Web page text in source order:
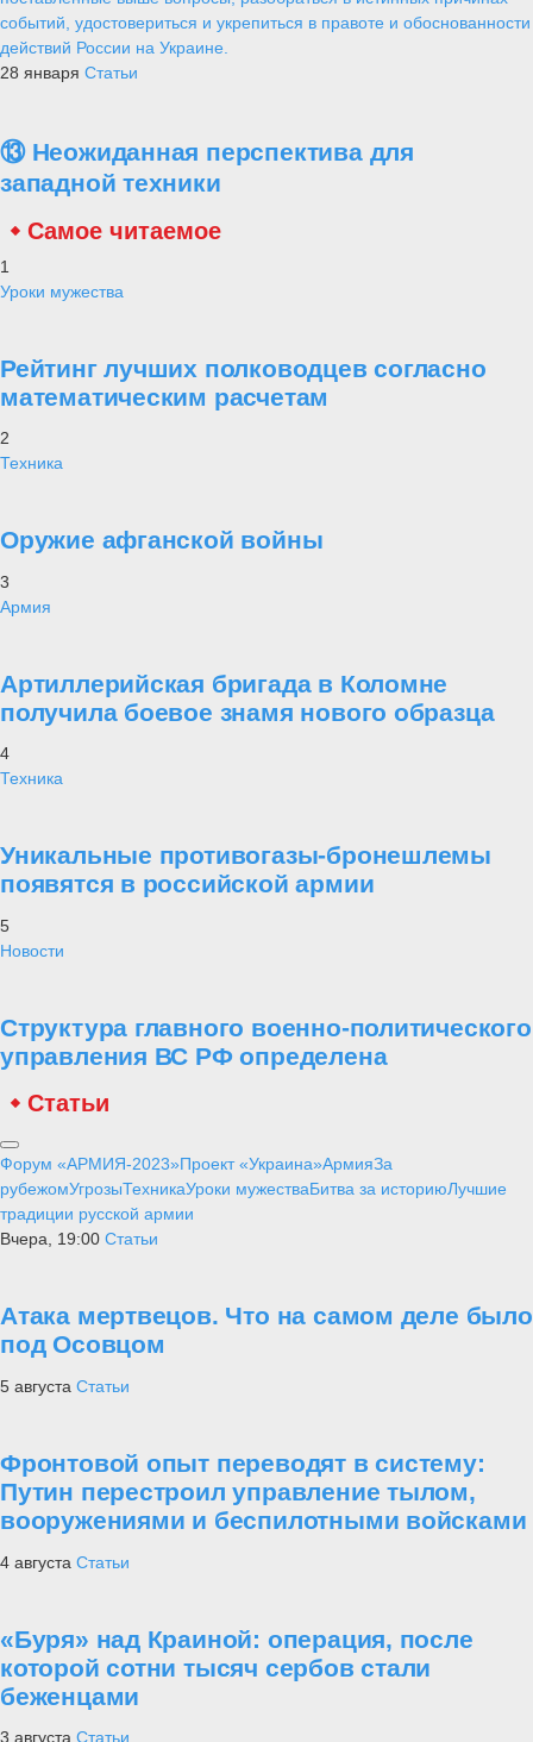
событий, удостовериться и укрепиться в правоте и обоснованности
действий России на Украине.
28 января Статьи
⑬ Неожиданная перспектива для
западной техники
Самое читаемое
1
Уроки мужества
Рейтинг лучших полководцев согласно
математическим расчетам
2
Техника
Оружие афганской войны
3
Армия
Артиллерийская бригада в Коломне
получила боевое знамя нового образца
4
Техника
Уникальные противогазы-бронешлемы
появятся в российской армии
5
Новости
Структура главного военно-политического
управления ВС РФ определена
Статьи
Форум «АРМИЯ-2023»Проект «Украина»АрмияЗа
рубежомУгрозыТехникаУроки мужестваБитва за историюЛучшие
традиции русской армии
Вчера, 19:00 Статьи
Атака мертвецов. Что на самом деле было
под Осовцом
5 августа Статьи
Фронтовой опыт переводят в систему:
Путин перестроил управление тылом,
вооружениями и беспилотными войсками
4 августа Статьи
«Буря» над Краиной: операция, после
которой сотни тысяч сербов стали
беженцами
3 августа Статьи